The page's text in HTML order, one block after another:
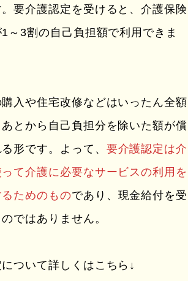
要介護認定を受けると、介護保険
～3割の自己負担額で利用できま
入や住宅改修などはいったん全額
とから自己負担分を除いた額が償
形です。よって、 要介護認定は介
て介護に必要なサービスの利用を
ためのものであり、現金給付を受
ではありません。
ついて詳しくはこちら↓